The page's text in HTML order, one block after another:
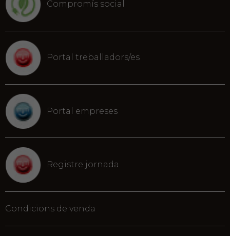
Compromís social
Portal treballadors/es
Portal empreses
Registre jornada
Condicions de venda